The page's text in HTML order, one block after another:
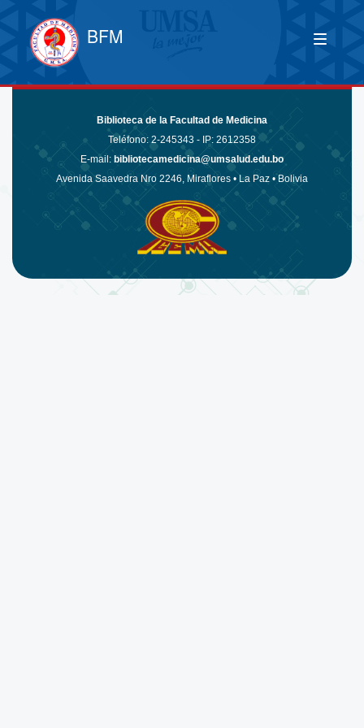
BFM
Biblioteca de la Facultad de Medicina
Teléfono: 2-245343 - IP: 2612358
E-mail: bibliotecamedicina@umsalud.edu.bo
Avenida Saavedra Nro 2246, Miraflores • La Paz • Bolivia